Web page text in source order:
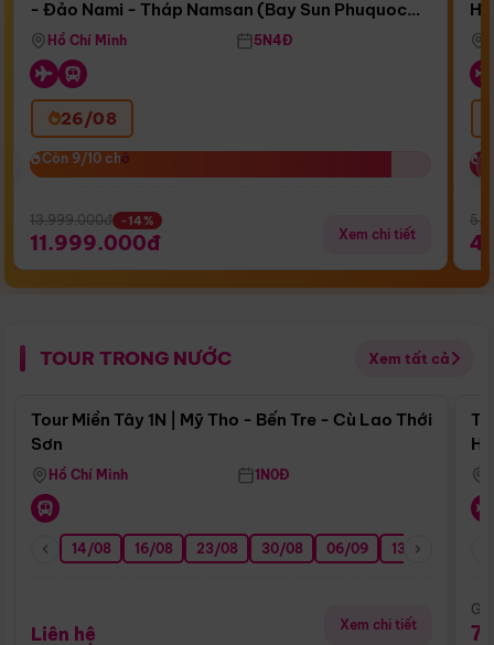
Bay Sun Phuquoc Airways
- Đảo Nami - Tháp Namsan (Bay Sun Phuquoc
Airways)
Hồ Chí Minh 5N4Đ
26/08
Còn 9/10 chỗ
Còn 9/10 chỗ
13.999.000đ -14%
11.999.000đ Xem chi tiết
TOUR TRONG NƯỚC Xem tất cả
Điểm nổi bật
Tour Miền Tây 1N | Mỹ Tho - Bến Tre - Cù Lao Thới
Sơn
Hồ Chí Minh 1N0Đ
14/08 16/08 23/08 30/08 06/09 13/09
Liên hệ Xem chi tiết